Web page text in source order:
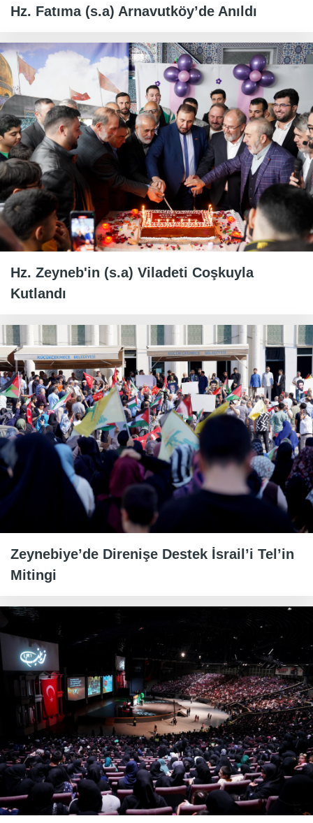
Hz. Fatıma (s.a) Arnavutköy’de Anıldı
Hz. Zeyneb'in (s.a) Viladeti Coşkuyla
Kutlandı
Zeynebiye’de Direnişe Destek İsrail’i Tel’in
Mitingi